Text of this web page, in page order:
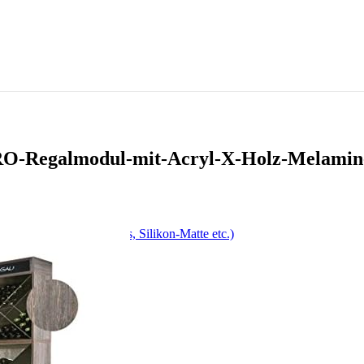
Drehspieß, Antihaft-Fass, Silikon-Matte etc.)
Regalmodul-mit-Acryl-X-Holz-